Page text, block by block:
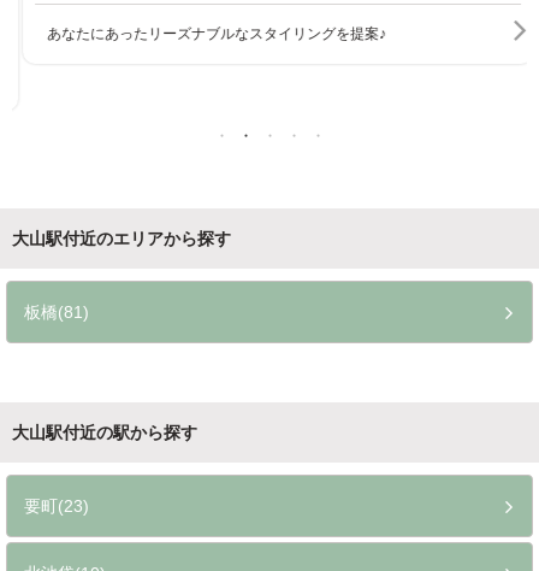
あなたにあったリーズナブルなスタイリングを提案♪
大山駅付近のエリアから探す
板橋(81)
大山駅付近の駅から探す
要町(23)